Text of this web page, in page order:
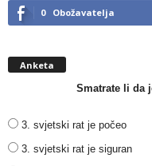
0 Obožavatelja
Anketa
Smatrate li da
3. svjetski rat je počeo
3. svjetski rat je siguran